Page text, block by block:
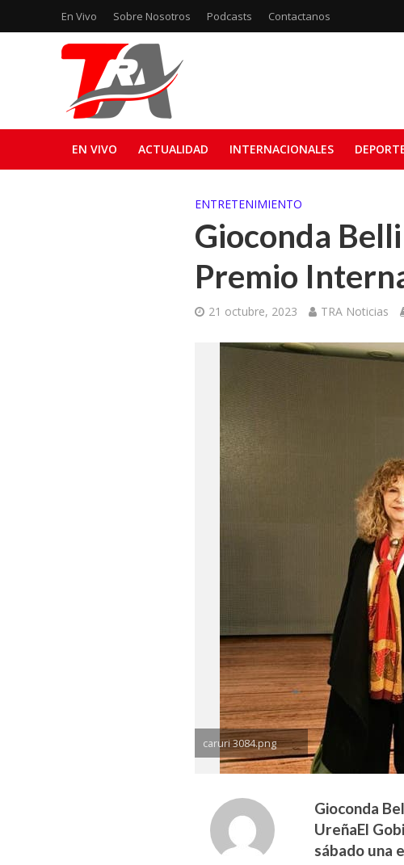
En Vivo Sobre Nosotros Podcasts Contactanos
EN VIVO ACTUALIDAD INTERNACIONALES
ENTRETENIMIENTO
Gioconda
Premio
21 octubre, 2023 TRA Noticias
caruri 3084.png
Gioconda
UreñaEl
sábado una